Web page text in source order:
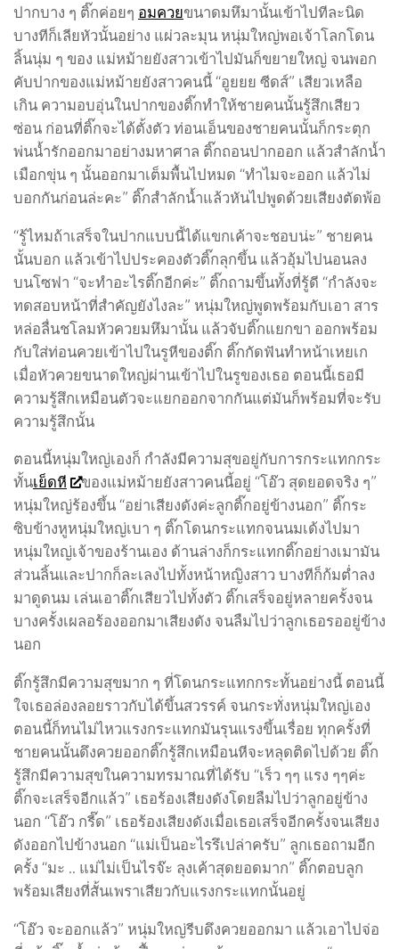
ปากบาง ๆ ติ๊กค่อยๆ อมควยขนาดมหึมานั้นเข้าไปทีละนิด
บางทีก็เลียหัวนั้นอย่าง แผ่วละมุน หนุ่มใหญ่พอเจ้าโลกโดน
ลิ้นนุ่ม ๆ ของ แม่หม้ายยังสาวเข้าไปมันก็ขยายใหญ่ จนพอก
คับปากของแม่หม้ายยังสาวคนนี้ “อูยยย ซีดส์” เสียวเหลือ
เกิน ความอบอุ่นในปากของติ๊กทำให้ชายคนนั้นรู้สึกเสียว
ซ่อน ก่อนที่ติ๊กจะได้ตั้งตัว ท่อนเอ็นของชายคนนั้นก็กระตุก
พ่นน้ำรักออกมาอย่างมหาศาล ติ๊กถอนปากออก แล้วสำลักน้ำ
เมือกขุ่น ๆ นั้นออกมาเต็มพื้นไปหมด “ทำไมจะออก แล้วไม่
บอกกันก่อนล่ะคะ” ติ๊กสำลักน้ำแล้วหันไปพูดด้วยเสียงตัดพ้อ
“รู้ไหมถ้าเสร็จในปากแบบนี้ได้แขกเค้าจะชอบน่ะ” ชายคน
นั้นบอก แล้วเข้าไปประคองตัวติ๊กลุกขึ้น แล้วอุ้มไปนอนลง
บนโซฟา “จะทำอะไรติ๊กอีกค่ะ” ติ๊กถามขึ้นทั้งที่รู้ดี “กำลังจะ
ทดสอบหน้าที่สำคัญยังไงละ” หนุ่มใหญ่พูดพร้อมกับเอา สาร
หล่อลื่นชโลมหัวควยมหึมานั้น แล้วจับติ๊กแยกขา ออกพร้อม
กับใส่ท่อนควยเข้าไปในรูหีของติ๊ก ติ๊กกัดฟันทำหน้าเหยเก
เมื่อหัวควยขนาดใหญ่ผ่านเข้าไปในรูของเธอ ตอนนี้เธอมี
ความรู้สึกเหมือนตัวจะแยกออกจากกันแต่มันก็พร้อมที่จะรับ
ความรู้สึกนั้น
ตอนนี้หนุ่มใหญ่เองก็ กำลังมีความสุขอยู่กับการกระแทกกระ
ทั้นเย็ดหี
ของแม่หม้ายยังสาวคนนี้อยู่ “โอ๊ว สุดยอดจริง ๆ”
หนุ่มใหญ่ร้องขึ้น “อย่าเสียงดังค่ะลูกติ๊กอยู่ข้างนอก” ติ๊กระ
ซิบข้างหูหนุ่มใหญ่เบา ๆ ติ๊กโดนกระแทกจนนมเด้งไปมา
หนุ่มใหญ่เจ้าของร้านเอง ด้านล่างก็กระแทกติ๊กอย่างเมามัน
ส่วนลิ้นและปากก็ละเลงไปทั้งหน้าหญิงสาว บางทีก็ก้มต่ำลง
มาดูดนม เล่นเอาติ๊กเสียวไปทั้งตัว ติ๊กเสร็จอยู่หลายครั้งจน
บางครั้งเผลอร้องออกมาเสียงดัง จนลืมไปว่าลูกเธอรออยู่ข้าง
นอก
ติ๊กรู้สึกมีความสุขมาก ๆ ที่โดนกระแทกกระทั้นอย่างนี้ ตอนนี้
ใจเธอล่องลอยราวกับได้ขึ้นสวรรค์ จนกระทั่งหนุ่มใหญ่เอง
ตอนนี้ก็ทนไม่ไหวแรงกระแทกมันรุนแรงขึ้นเรื่อย ทุกครั้งที่
ชายคนนั้นดึงควยออกติ๊กรู้สึกเหมือนหีจะหลุดติดไปด้วย ติ๊ก
รู้สึกมีความสุขในความทรมาณที่ได้รับ “เร็ว ๆๆ แรง ๆๆค่ะ
ติ๊กจะเสร็จอีกแล้ว” เธอร้องเสียงดังโดยลืมไปว่าลูกอยู่ข้าง
นอก “โอ๊ว กรี๊ด” เธอร้องเสียงดังเมื่อเธอเสร็จอีกครั้งจนเสียง
ดังออกไปข้างนอก “แม่เป็นอะไรรึเปล่าครับ” ลูกเธอถามอีก
ครั้ง “มะ .. แม่ไม่เป็นไรจ๊ะ ลุงเค้าสุดยอดมาก” ติ๊กตอบลูก
พร้อมเสียงที่สั้นเพราเสียวกับแรงกระแทกนั้นอยู่
“โอ๊ว จะออกแล้ว” หนุ่มใหญ่รีบดึงควยออกมา แล้วเอาไปจ่อ